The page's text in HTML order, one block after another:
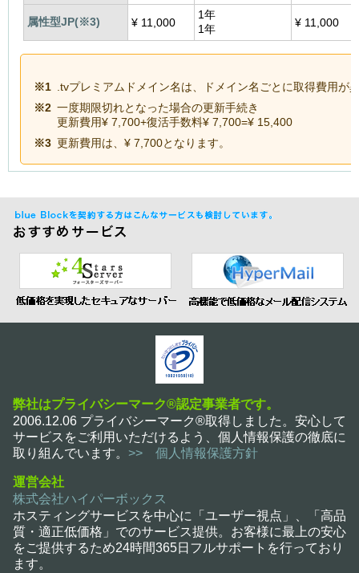
属性型JP(※3) ¥11,000
1年
1年
¥11,000
※1
.tvプレミアムドメイン名は、ドメイン名ごとに取得費用が
※2 一度期限切れとなった場合の更新手続き
更新費用¥ 7,700+復活手数料¥ 7,700=¥ 15,400
※3 更新費用は、 ¥ 7,700となります。
弊社はプライバシーマーク®認定事業者です。
2006.12.06 プライバシーマーク®取得しました。安心して
サービスをご利用いただけるよう、個人情報保護の徹底に
取り組んでいます。 >> 個人情報保護方針
運営会社
株式会社ハイパーボックス
ホスティングサービスを中心に「ユーザー視点」、「高品
質・適正低価格」でのサービス提供。お客様に最上の安心
をご提供するため24時間365日フルサポートを行っており
ます。